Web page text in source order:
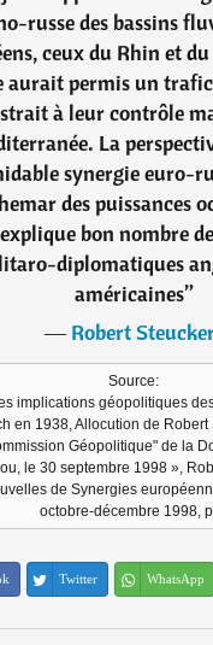
russe des bassins
ceux du Rhin et
aurait permis un
à leur contrôle
La
synergie euro-
des puissances
bon nombre
diplomatiques
américaines”
―Robert
Source:
implications géopolitiques
en 1938, Allocution de Robert
Géopolitique" de la
le 30 septembre 1998 »,
de Synergies
octobre-décembre 1998,
Twitter WhatsApp